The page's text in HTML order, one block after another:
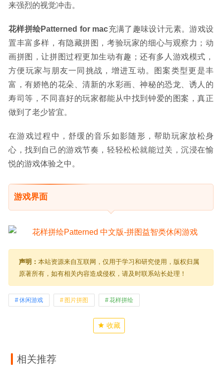
来强烈的视觉冲击。
花样拼绘Patterned for mac充满了趣味设计元素。游戏设
置丰富多样，有隐藏拼图，考验玩家的细心与观察力；动
画拼图，让拼图过程更加生动有趣；还有多人游戏模式，
方便玩家与朋友一同挑战，增进互动。图案类型更是丰
富，有娇艳的花朵、清新的水彩画、神秘的恐龙、诱人的
寿司等，不同喜好的玩家都能从中找到钟爱的图案，真正
做到了老少皆宜。
在游戏过程中，舒缓的音乐如影随形，帮助玩家放松身
心，找到自己的游戏节奏，轻轻松松就能过关，沉浸在愉
悦的游戏体验之中。
游戏界面
声明： 本站资源来自互联网，仅用于学习和研究使用，版权归属
原著所有，如有相关内容造成侵权，请及时联系站长处理！
休闲游戏 图片拼图 花样拼绘
收藏
相关推荐